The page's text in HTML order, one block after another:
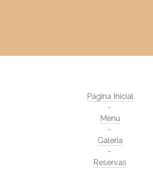
Página Inicial
Menu
Galeria
Reservas